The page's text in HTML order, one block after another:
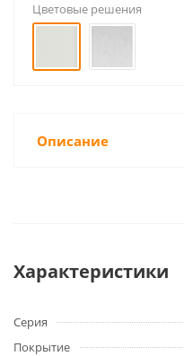
Цветовые решения
Описание
Характеристики
Серия
Покрытие